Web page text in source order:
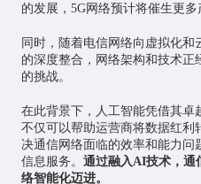
的发展，5G网络预计将催生更多
同时，随着电信网络向虚拟化和
的深度整合，网络架构和技术
的挑战。
在此背景下，人工智能凭借其卓
不仅可以帮助运营商将数据红利
决通信网络面临的效率和能力问
信息服务。 通过融入AI技术，通
络智能化迈进。